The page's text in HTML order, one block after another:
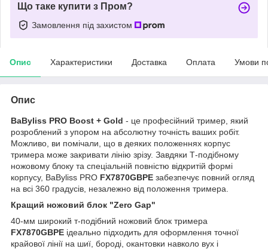
Що таке купити з Пром?
Замовлення під захистом
Опис Характеристики Доставка Оплата Умови
Опис
BaByliss PRO Boost + Gold - це професійний тример, який
розроблений з упором на абсолютну точність ваших робіт.
Можливо, ви помічали, що в деяких положеннях корпус
тримера може закривати лінію зрізу. Завдяки Т-подібному
ножовому блоку та спеціальній повністю відкритій формі
корпусу, BaByliss PRO FX7870GBPE забезпечує повний огляд
на всі 360 градусів, незалежно від положення тримера.
Кращий ножовий блок "Zero Gap"
40-мм широкий т-подібний ножовий блок тримера
FX7870GBPE ідеально підходить для оформлення точної
крайової лінії на шиї, бороді, окантовки навколо вух і